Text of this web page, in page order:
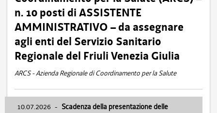
n. 10 posti di ASSISTENTE
AMMINISTRATIVO – da assegnare
agli enti del Servizio Sanitario
Regionale del Friuli Venezia Giulia
ARCS - Azienda Regionale di Coordinamento per la Salute
10.07.2026 - Scadenza della presentazione delle